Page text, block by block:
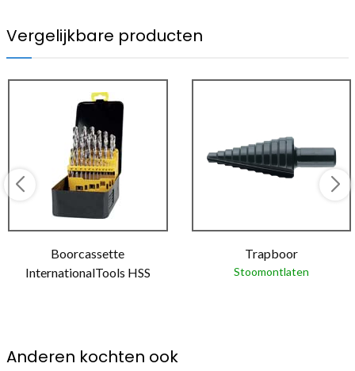
Vergelijkbare producten
Boorcassette
InternationalTools HSS
Trapboor
Stoomontlaten
Anderen kochten ook